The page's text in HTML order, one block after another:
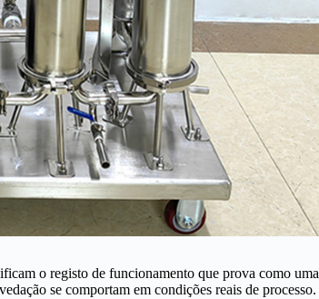
o registo de funcionamento que prova como uma
se comportam em condições reais de processo.